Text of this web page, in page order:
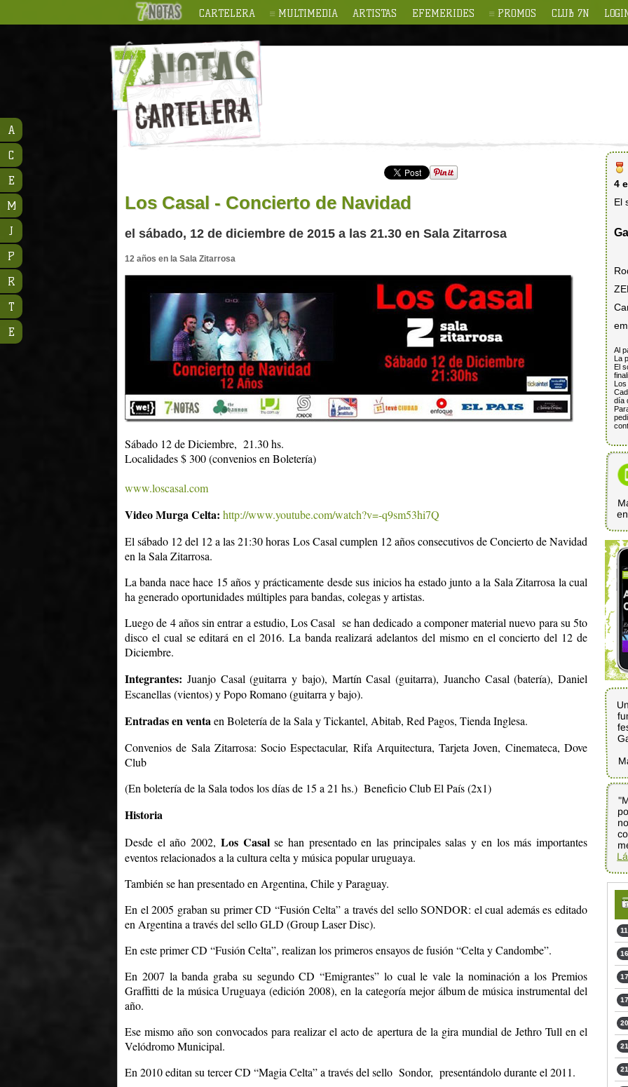
CARTELERA MULTIMEDIA ARTISTAS EFEMERIDES PROMOS CLUB 7N
Los Casal - Concierto de Navidad
el sábado, 12 de diciembre de 2015 a las 21.30 en Sala Zitarrosa
12 años en la Sala Zitarrosa
Sábado 12 de Diciembre, 21.30 hs.
Localidades $ 300 (convenios en Boletería)
www.loscasal.com
Video Murga Celta: http://www.youtube.com/watch?v=-q9sm53hi7Q
El sábado 12 del 12 a las 21:30 horas Los Casal cumplen 12 años consecutivos de Concierto de Navidad
en la Sala Zitarrosa.
La banda nace hace 15 años y prácticamente desde sus inicios ha estado junto a la Sala Zitarrosa la cual
ha generado oportunidades múltiples para bandas, colegas y artistas.
Luego de 4 años sin entrar a estudio, Los Casal se han dedicado a componer material nuevo para su 5to
disco el cual se editará en el 2016. La banda realizará adelantos del mismo en el concierto del 12 de
Diciembre.
Integrantes: Juanjo Casal (guitarra y bajo), Martín Casal (guitarra), Juancho Casal (batería), Daniel
Escanellas (vientos) y Popo Romano (guitarra y bajo).
Entradas en ventaen Boletería de la Sala y Tickantel, Abitab, Red Pagos, Tienda Inglesa.
Convenios de Sala Zitarrosa: Socio Espectacular, Rifa Arquitectura, Tarjeta Joven, Cinemateca, Dove
Club
(En boletería de la Sala todos los días de 15 a 21 hs.) Beneficio Club El País (2x1)
Historia
Desde el año 2002, Los Casalse han presentado en las principales salas y en los más importantes
eventos relacionados a la cultura celta y música popular uruguaya.
También se han presentado en Argentina, Chile y Paraguay.
En el 2005 graban su primer CD “Fusión Celta” a través del sello SONDOR: el cual además es editado
en Argentina a través del sello GLD (Group Laser Disc).
En este primer CD “Fusión Celta”, realizan los primeros ensayos de fusión “Celta y Candombe”.
En 2007 la banda graba su segundo CD “Emigrantes” lo cual le vale la nominación a los Premios
Graffitti de la música Uruguaya (edición 2008), en la categoría mejor álbum de música instrumental del
año.
Ese mismo año son convocados para realizar el acto de apertura de la gira mundial de Jethro Tull en el
Velódromo Municipal.
En 2010 editan su tercer CD “Magia Celta” a través del sello Sondor, presentándolo durante el 2011.
4
El
Al
La
El
día
en
A
C
E
M
J
P
R
T
E